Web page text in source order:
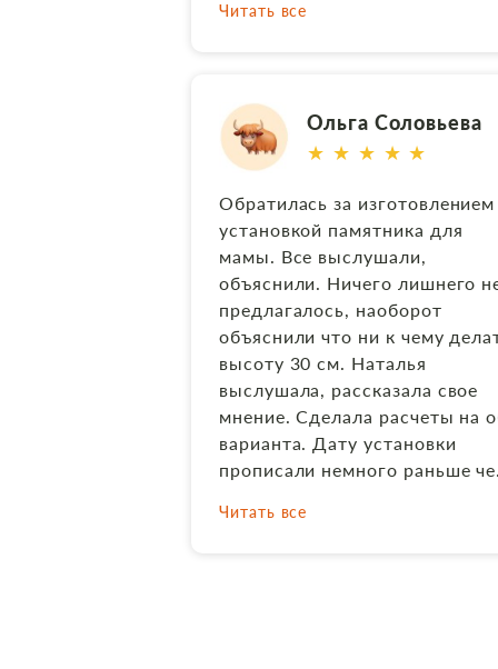
Читать все
Ольга Соловьева
★ ★ ★ ★ ★
Обратилась за изготовлением
установкой памятника для
мамы. Все выслушали,
объяснили. Ничего лишнего
предлагалось, наоборот
объяснили что ни к чему
высоту 30 см. Наталья
выслушала, рассказала свое
мнение. Сделала расчеты на
варианта. Дату установки
прописали немного раньше
сделали. Пошли сильные
Читать все